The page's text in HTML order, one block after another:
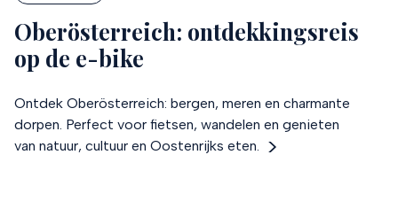
Oberösterreich: ontdekkingsreis
op de e-bike
Ontdek Oberösterreich: bergen, meren en charmante
dorpen. Perfect voor fietsen, wandelen en genieten
van natuur, cultuur en Oostenrijks eten.